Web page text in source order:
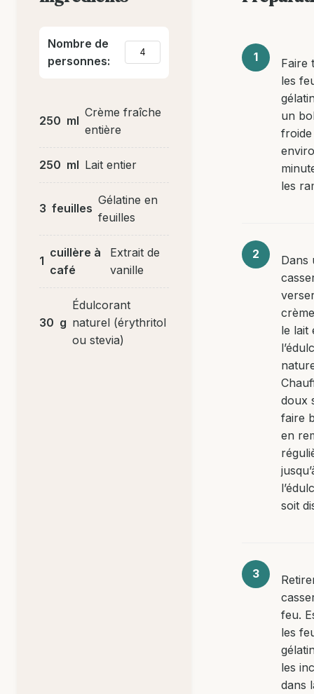
Nombre de
personnes:
250 ml
Crème fraîche
entière
250 ml Lait entier
3 feuilles
Gélatine en
feuilles
1
cuillère à
café
Extrait de
vanille
30 g
Édulcorant
naturel (érythritol
ou stevia)
Faire
les
un
les
Dans
le lait
doux
faire
en
soit
feu.
les
les
dans